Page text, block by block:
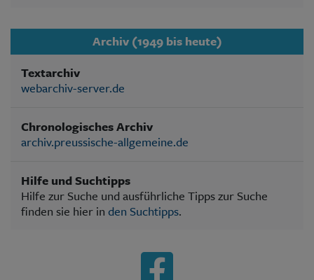
Archiv (1949 bis heute)
Textarchiv
webarchiv-server.de
Chronologisches Archiv
archiv.preussische-allgemeine.de
Hilfe und Suchtipps
Hilfe zur Suche und ausführliche Tipps zur Suche
finden sie hier in den Suchtipps.